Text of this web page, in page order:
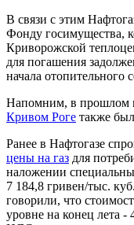
В связи с этим
Фонду госимущества,
Криворожской
для погашения
начала отопительного
Напомним, в прошлом
Кривом Роге также
Ранее в Нафтогазе
цены на газ для
наложении
7 184,8 гривен/тыс.
говорили, что
уровне на конец лета -